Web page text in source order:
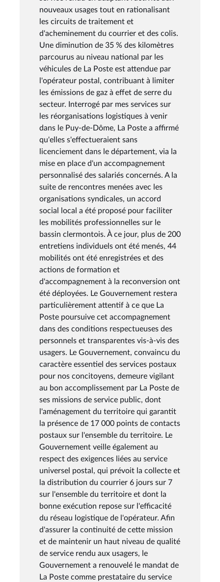
nouveaux usages tout en rationalisant
les circuits de traitement et
d'acheminement du courrier et des colis.
Une diminution de 35 % des kilomètres
parcourus au niveau national par les
véhicules de La Poste est attendue par
l'opérateur postal, contribuant à limiter
les émissions de gaz à effet de serre du
secteur. Interrogé par mes services sur
les réorganisations logistiques à venir
dans le Puy-de-Dôme, La Poste a affirmé
qu'elles s'effectueraient sans
licenciement dans le département, via la
mise en place d'un accompagnement
personnalisé des salariés concernés. A la
suite de rencontres menées avec les
organisations syndicales, un accord
social local a été proposé pour faciliter
les mobilités professionnelles sur le
bassin clermontois. À ce jour, plus de 200
entretiens individuels ont été menés, 44
mobilités ont été enregistrées et des
actions de formation et
d'accompagnement à la reconversion ont
été déployées. Le Gouvernement restera
particulièrement attentif à ce que La
Poste poursuive cet accompagnement
dans des conditions respectueuses des
personnels et transparentes vis-à-vis des
usagers. Le Gouvernement, convaincu du
caractère essentiel des services postaux
pour nos concitoyens, demeure vigilant
au bon accomplissement par La Poste de
ses missions de service public, dont
l'aménagement du territoire qui garantit
la présence de 17 000 points de contacts
postaux sur l'ensemble du territoire. Le
Gouvernement veille également au
respect des exigences liées au service
universel postal, qui prévoit la collecte et
la distribution du courrier 6 jours sur 7
sur l'ensemble du territoire et dont la
bonne exécution repose sur l'efficacité
du réseau logistique de l'opérateur. Afin
d'assurer la continuité de cette mission
et de maintenir un haut niveau de qualité
de service rendu aux usagers, le
Gouvernement a renouvelé le mandat de
La Poste comme prestataire du service